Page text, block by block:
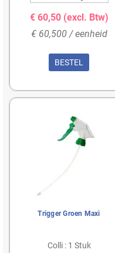
€ 60,50 (excl. Btw)
€ 60,500 / eenheid
BESTEL
Trigger Groen Maxi
Colli : 1 Stuk